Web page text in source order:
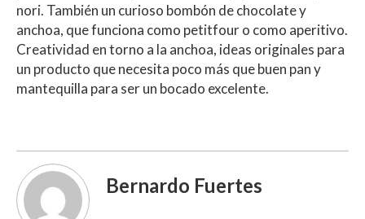
nori. También un curioso bombón de chocolate y
anchoa, que funciona como petitfour o como aperitivo.
Creatividad en torno a la anchoa, ideas originales para
un producto que necesita poco más que buen pan y
mantequilla para ser un bocado excelente.
Bernardo Fuertes